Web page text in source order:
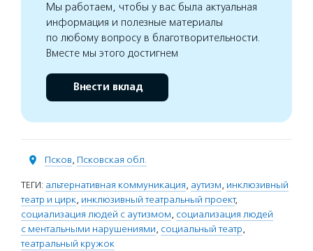
Мы работаем, чтобы у вас была актуальная
информация и полезные материалы
по любому вопросу в благотворительности.
Вместе мы этого достигнем
Внести вклад
Псков, Псковская обл.
ТЕГИ: альтернативная коммуникация, аутизм, инклюзивный
театр и цирк, инклюзивный театральный проект,
социализация людей с аутизмом, социализация людей
с ментальными нарушениями, социальный театр,
театральный кружок